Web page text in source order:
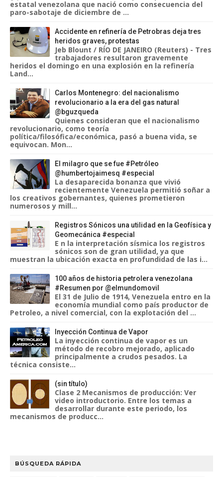
estatal venezolana que nació como consecuencia del
paro-sabotaje de diciembre de ...
Accidente en refinería de Petrobras deja tres
heridos graves, protestas
Jeb Blount / RÍO DE JANEIRO (Reuters) - Tres
trabajadores resultaron gravemente
heridos el domingo en una explosión en la refinería
Land...
Carlos Montenegro: del nacionalismo
revolucionario a la era del gas natural
@bguzqueda
Quienes consideran que el nacionalismo
revolucionario, como teoría
política/filosófica/económica, pasó a buena vida, se
equivocan. Mon...
El milagro que se fue #Petróleo
@humbertojaimesq #especial
La desaparecida bonanza que vivió
recientemente Venezuela permitió soñar a
los creativos gobernantes, quienes prometieron
numerosos y mill...
Registros Sónicos una utilidad en la Geofísica y
Geomecánica #especial
E n la interpretación sísmica los registros
sónicos son de gran utilidad, ya que
muestran la ubicación exacta en profundidad de las i...
100 años de historia petrolera venezolana
#Resumen por @elmundomovil
El 31 de Julio de 1914, Venezuela entro en la
economía mundial como país productor de
Petroleo, a nivel comercial, con la explotación del ...
Inyección Continua de Vapor
La inyección continua de vapor es un
método de recobro mejorado, aplicado
principalmente a crudos pesados. La
técnica consiste...
(sin título)
Clase 2 Mecanismos de producción: Ver
video introductorio. Entre los temas a
desarrollar durante este periodo, los
mecanismos de producc...
BÚSQUEDA RÁPIDA